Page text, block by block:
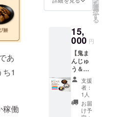
あ
1
稼働
上の都
合等に
荷時期
が遅れ
る場合
があり
ます。
※海外へ
の発送
は行っ
ており
ません
ので、
ご注意
やかに
冷凍庫
し上が
る分だ
け解凍
して当
日中に
お召し
上がり
くださ
い。 ※
価格は
税込・
・保存
消費期
限もし
くは賞
味期
限：製
造日か
ら約1ヶ
材料及
び添加
物等の
（付属
するき
な粉：
大豆）
【お届
け商品
につい
て】 ・
重量：
大福 約
70g/1個
より組
み合わ
択して
下さ
い。
【アレ
ルギー
につい
て】 鬼
まん
＆大
つ、特
製わら
び餅2個
<きな
こ、黒
糖付き>
セット
10,000
さつま
芋≪紅
を
選
択
す
る
15,
000 円
【鬼ま
んじゅ
う＆大
福 15
個ず
つ、わ
らび餅5
個セッ
支援
者：
1人
お届
け予